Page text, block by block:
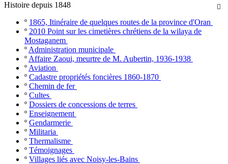

Histoire depuis 1848
º 1865, Itinéraire de quelques routes de la province d'Oran
º 2010 Point sur les cimetières chrétiens de la wilaya de
Mostaganem
º Administration municipale
º Affaire Zaoui, meurtre de M. Aubertin, 1936-1938
º Aviation
º Cadastre propriétés foncières 1860-1870
º Chemin de fer
º Cultes
º Dossiers de concessions de terres
º Enseignement
º Gendarmerie
º Militaria
º Thermalisme
º Témoignages
º Villages liés avec Noisy-les-Bains